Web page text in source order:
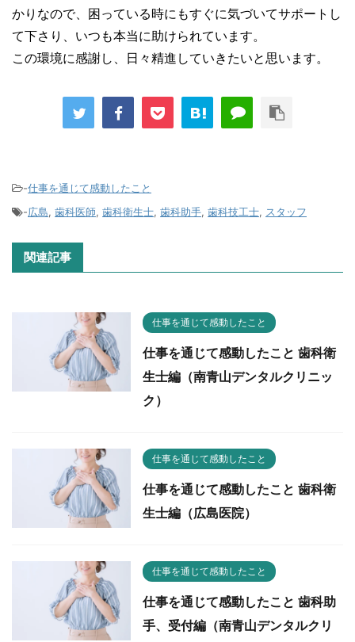
かりなので、困っている時にもすぐに気づいてサポートし
て下さり、いつも本当に助けられています。
この環境に感謝し、日々精進していきたいと思います。
-仕事を通じて感動したこと
-広島, 歯科医師, 歯科衛生士, 歯科助手, 歯科技工士, スタッフ
関連記事
仕事を通じて感動したこと
仕事を通じて感動したこと 歯科衛
生士編（南青山デンタルクリニッ
ク）
仕事を通じて感動したこと
仕事を通じて感動したこと 歯科衛
生士編（広島医院）
仕事を通じて感動したこと
仕事を通じて感動したこと 歯科助
手、受付編（南青山デンタルクリ